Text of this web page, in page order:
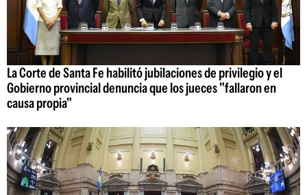
La Corte de Santa Fe habilitó jubilaciones de privilegio y el
Gobierno provincial denuncia que los jueces "fallaron en
causa propia"